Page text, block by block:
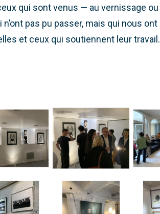
qui sont venus — au vernissage
pas pu passer, mais qui nous ont
et ceux qui soutiennent leur travail.